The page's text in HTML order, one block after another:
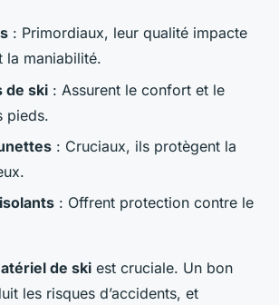
: Primordiaux, leur qualité impacte
la maniabilité.
de ski : Assurent le confort et le
pieds.
: Cruciaux, ils protègent la
: Offrent protection contre le
de ski est cruciale. Un bon
les risques d’accidents, et